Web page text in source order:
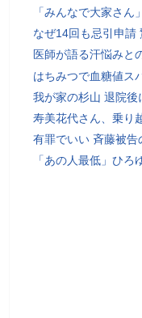
「みんなで大家さん
なぜ14回も忌引申請
医師が語る汗悩みと
はちみつで血糖値ス
我が家の杉山 退院後
寿美花代さん、乗り
有罪でいい 斉藤被告
「あの人最低」ひろ